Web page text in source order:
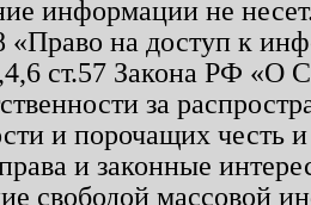
информации не
«Право на доступ к
ст.57 Закона РФ «О
за
и порочащих честь
и законные
свободой массовой